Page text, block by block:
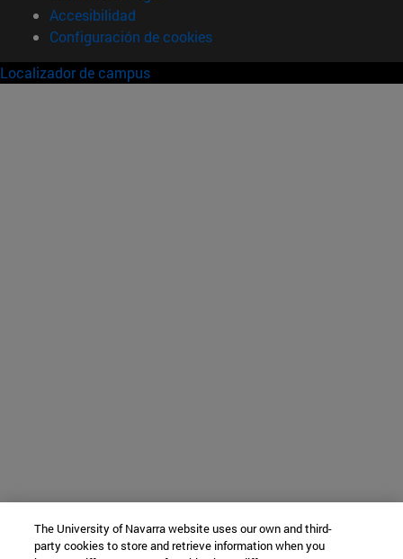
Accesibilidad
Configuración de cookies
Localizador de campus
The University of Navarra website uses our own and third-
party cookies to store and retrieve information when you